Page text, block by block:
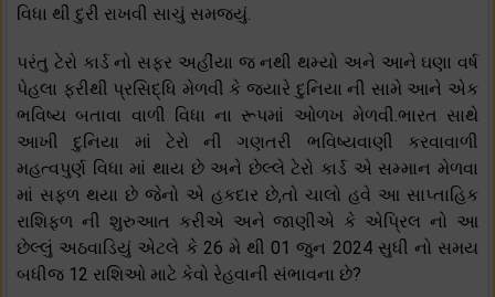
વિધા થી દુરી રાખવી સાચું સમજ્યું.
પરંતુ ટેરો કાર્ડ નો સફર અહીંયા જ નથી થમ્યો અને આને ઘણા વર્ષ
પેહલા ફરીથી પ્રસિદ્ધિ મેળવી કે જયારે દુનિયા ની સામે આને એક
ભવિષ્ય બતાવા વાળી વિધા ના રૂપમાં ઓળખ મેળવી.ભારત સાથે
આખી દુનિયા માં ટેરો ની ગણતરી ભવિષ્યવાણી કરવાવાળી
મહત્વપુર્ણ વિધા માં થાય છે અને છેલ્લે ટેરો કાર્ડ એ સમ્માન મેળવા
માં સફળ થયા છે જેનો એ હકદાર છે,તો ચાલો હવે આ સાપ્તાહિક
રાશિફળ ની શુરુઆત કરીએ અને જાણીએ કે એપ્રિલ નો આ
છેલ્લું અઠવાડિયું એટલે કે 26 મે થી 01 જુન 2024 સુધી નો સમય
બધીજ 12 રાશિઓ માટે કેવો રેહવાની સંભાવના છે?